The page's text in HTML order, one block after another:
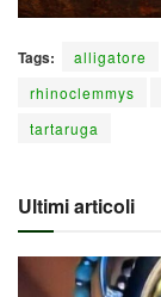
Tags: alligatore
rhinoclemmys
tartaruga
Ultimi articoli